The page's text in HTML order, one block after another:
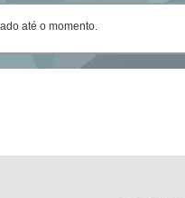
até o momento.